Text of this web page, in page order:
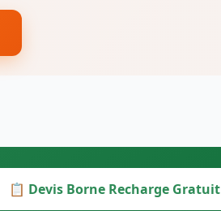
📋 Devis Borne Recharge Gratuit